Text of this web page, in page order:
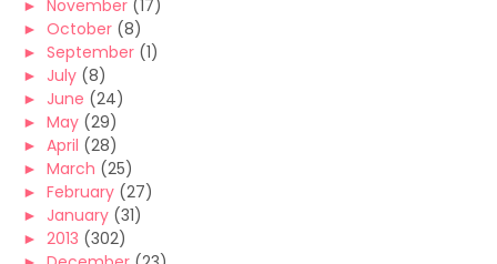
► November (17)
► October (8)
► September (1)
► July (8)
► June (24)
► May (29)
► April (28)
► March (25)
► February (27)
► January (31)
► 2013 (302)